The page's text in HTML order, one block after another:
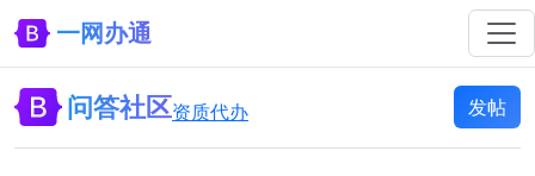
一网办通
问答社区资质代办 发帖